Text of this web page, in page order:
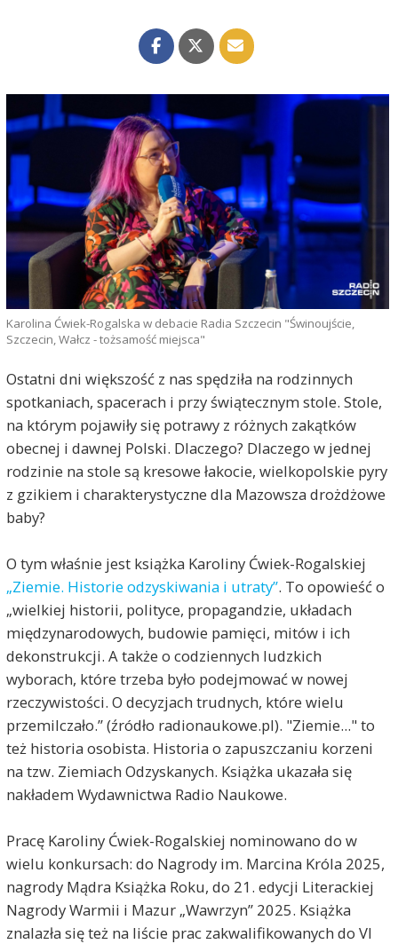
Karolina Ćwiek-Rogalska w debacie Radia Szczecin "Świnoujście,
Szczecin, Wałcz - tożsamość miejsca"
Ostatni dni większość z nas spędziła na rodzinnych
spotkaniach, spacerach i przy świątecznym stole. Stole,
na którym pojawiły się potrawy z różnych zakątków
obecnej i dawnej Polski. Dlaczego? Dlaczego w jednej
rodzinie na stole są kresowe łakocie, wielkopolskie pyry
z gzikiem i charakterystyczne dla Mazowsza drożdżowe
baby?
O tym właśnie jest książka Karoliny Ćwiek-Rogalskiej
„Ziemie. Historie odzyskiwania i utraty”. To opowieść o
„wielkiej historii, polityce, propagandzie, układach
międzynarodowych, budowie pamięci, mitów i ich
dekonstrukcji. A także o codziennych ludzkich
wyborach, które trzeba było podejmować w nowej
rzeczywistości. O decyzjach trudnych, które wielu
przemilczało.” (źródło radionaukowe.pl). "Ziemie..." to
też historia osobista. Historia o zapuszczaniu korzeni
na tzw. Ziemiach Odzyskanych. Książka ukazała się
nakładem Wydawnictwa Radio Naukowe.
Pracę Karoliny Ćwiek-Rogalskiej nominowano do w
wielu konkursach: do Nagrody im. Marcina Króla 2025,
nagrody Mądra Książka Roku, do 21. edycji Literackiej
Nagrody Warmii i Mazur „Wawrzyn” 2025. Książka
znalazła się też na liście prac zakwalifikowanych do VI